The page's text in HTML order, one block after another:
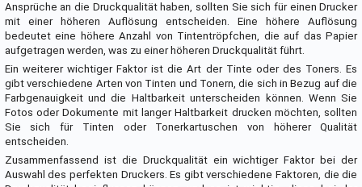
Ansprüche an die Druckqualität haben, sollten Sie sich für einen Drucker
mit einer höheren Auflösung entscheiden. Eine höhere Auflösung
bedeutet eine höhere Anzahl von Tintentröpfchen, die auf das Papier
aufgetragen werden, was zu einer höheren Druckqualität führt.
Ein weiterer wichtiger Faktor ist die Art der Tinte oder des Toners. Es
gibt verschiedene Arten von Tinten und Tonern, die sich in Bezug auf die
Farbgenauigkeit und die Haltbarkeit unterscheiden können. Wenn Sie
Fotos oder Dokumente mit langer Haltbarkeit drucken möchten, sollten
Sie sich für Tinten oder Tonerkartuschen von höherer Qualität
entscheiden.
Zusammenfassend ist die Druckqualität ein wichtiger Faktor bei der
Auswahl des perfekten Druckers. Es gibt verschiedene Faktoren, die die